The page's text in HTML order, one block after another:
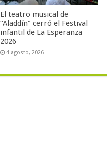
El teatro musical de
“Aladdín” cerró el Festival
infantil de La Esperanza
2026
4 agosto, 2026